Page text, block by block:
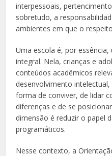
interpessoais,
sobretudo, a
ambientes em que o
Uma escola é, por
integral. Nela, crianças e
conteúdos acadêmicos
desenvolvimento
forma de conviver, de lidar
diferenças e de se
dimensão é reduzir o papel
programáticos.
Nesse contexto, a